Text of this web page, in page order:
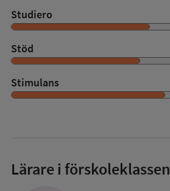
Studiero
Stöd
Stimulans
Lärare i förskoleklassen